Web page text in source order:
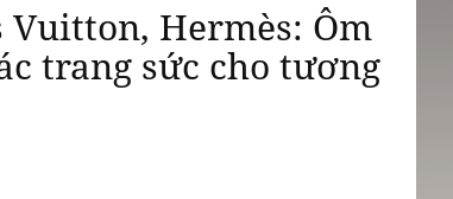
Vuitton, Hermès: Ôm
trang sức cho tương